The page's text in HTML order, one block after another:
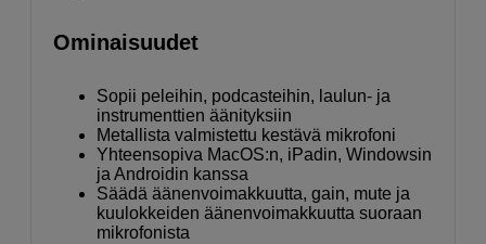
Ominaisuudet
Sopii peleihin, podcasteihin, laulun- ja
instrumenttien äänityksiin
Metallista valmistettu kestävä mikrofoni
Yhteensopiva MacOS:n, iPadin, Windowsin
ja Androidin kanssa
Säädä äänenvoimakkuutta, gain, mute ja
kuulokkeiden äänenvoimakkuutta suoraan
mikrofonista